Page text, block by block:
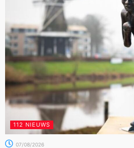
112 NIEUWS
07/08/2026